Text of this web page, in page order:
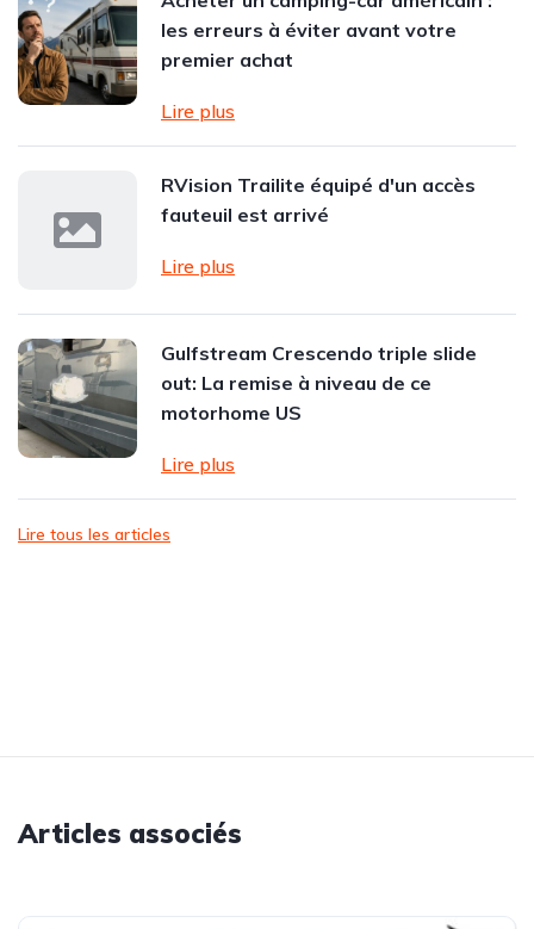
les erreurs à éviter avant votre
premier achat
Lire plus
RVision Trailite équipé d'un accès
fauteuil est arrivé
Lire plus
Gulfstream Crescendo triple slide
out: La remise à niveau de ce
motorhome US
Lire plus
Lire tous les articles
Articles associés